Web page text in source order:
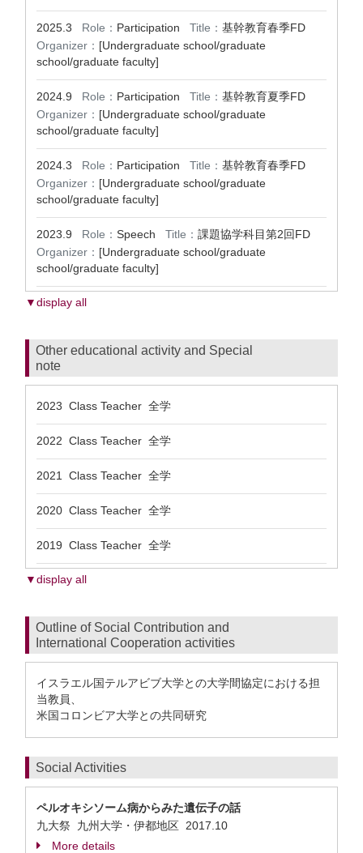
2025.3 Role： Participation Title： 基幹教育春季FD
Organizer： [Undergraduate school/graduate
school/graduate faculty]
2024.9 Role： Participation Title： 基幹教育夏季FD
Organizer： [Undergraduate school/graduate
school/graduate faculty]
2024.3 Role： Participation Title： 基幹教育春季FD
Organizer： [Undergraduate school/graduate
school/graduate faculty]
2023.9 Role： Speech Title： 課題協学科目第2回FD
Organizer： [Undergraduate school/graduate
school/graduate faculty]
▼display all
Other educational activity and Special
note
2023 Class Teacher 全学
2022 Class Teacher 全学
2021 Class Teacher 全学
2020 Class Teacher 全学
2019 Class Teacher 全学
▼display all
Outline of Social Contribution and
International Cooperation activities
イスラエル国テルアビブ大学との大学間協定における担
当教員、
米国コロンビア大学との共同研究
Social Activities
ペルオキシソーム病からみた遺伝子の話
九大祭 九州大学・伊都地区 2017.10
More details